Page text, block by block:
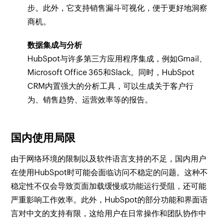
步。此外，它支持销售漏斗可视化，便于更好地洞察
商机。
数据集成与分析
HubSpot与许多第三方应用程序集成，例如Gmail、
Microsoft Office 365和Slack。同时，HubSpot
CRM内置强大的分析工具，可以生成关于客户行
为、销售趋势、运营效率等的报告。
国内使用局限
由于网络环境的限制以及软件语言支持的不足，国内用户
在使用HubSpot时可能会面临访问不稳定的问题。这种不
稳定性不仅会导致页面加载缓慢或功能运行受阻，还可能
严重影响工作效率。此外，HubSpot的部分功能和界面语
言对中文的支持有限，这给用户在日常操作和团队协作中